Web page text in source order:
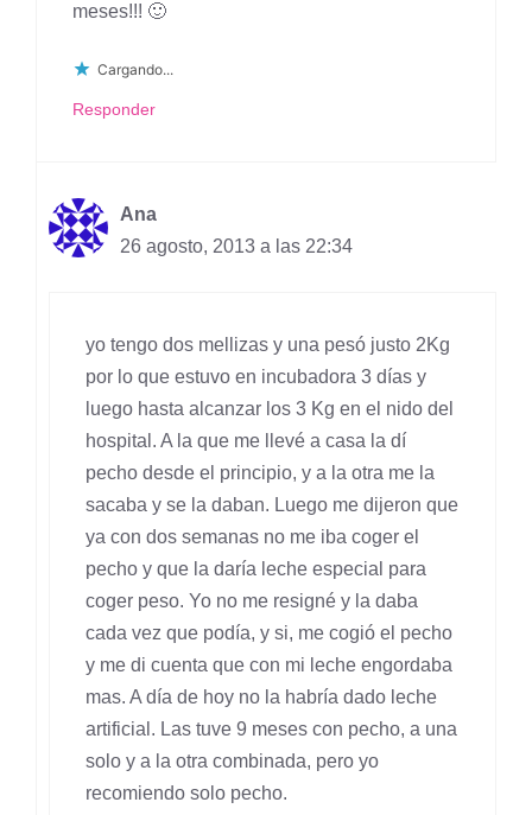
meses!!! 🙂
Cargando...
Responder
Ana
26 agosto, 2013 a las 22:34
yo tengo dos mellizas y una pesó justo 2Kg
por lo que estuvo en incubadora 3 días y
luego hasta alcanzar los 3 Kg en el nido del
hospital. A la que me llevé a casa la dí
pecho desde el principio, y a la otra me la
sacaba y se la daban. Luego me dijeron que
ya con dos semanas no me iba coger el
pecho y que la daría leche especial para
coger peso. Yo no me resigné y la daba
cada vez que podía, y si, me cogió el pecho
y me di cuenta que con mi leche engordaba
mas. A día de hoy no la habría dado leche
artificial. Las tuve 9 meses con pecho, a una
solo y a la otra combinada, pero yo
recomiendo solo pecho.